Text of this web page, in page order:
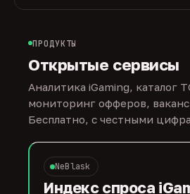
ПРОДУКТЫ
Открытые сервисы
Аналитика iGaming, каталог
мониторинг офферов,
Бесплатно, с честными
NeBlask
Индекс спроса